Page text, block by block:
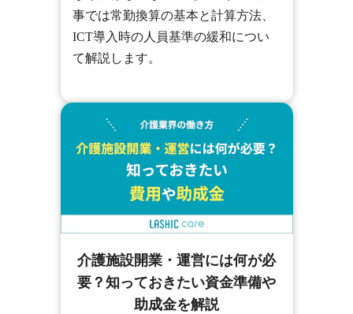
事では常勤換算の基本と計算方法、
ICT導入時の人員基準の緩和につい
て解説します。
介護施設開業・運営には何が必
要？知っておきたい資金準備や
助成金を解説